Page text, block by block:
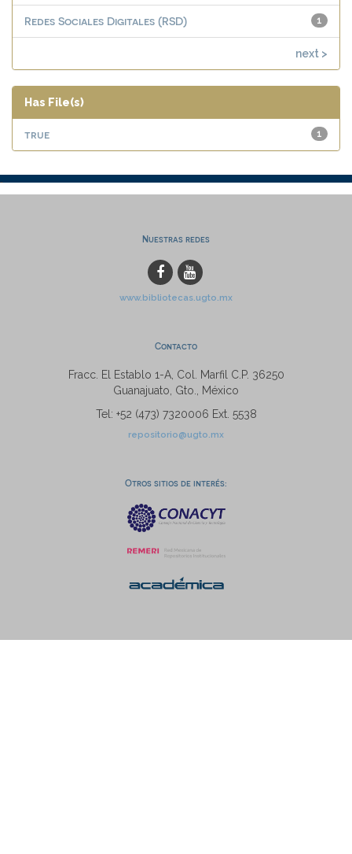
1
Redes Sociales Digitales (RSD)
next >
Has File(s)
1
true
Nuestras redes
www.bibliotecas.ugto.mx
Contacto
Fracc. El Establo 1-A, Col. Marfil C.P. 36250
Guanajuato, Gto., México
Tel: +52 (473) 7320006 Ext. 5538
repositorio@ugto.mx
Otros sitios de interés: